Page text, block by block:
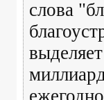
слова